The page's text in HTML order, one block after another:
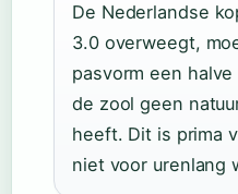
De Nederlandse
3.0 overweegt,
pasvorm een
de zool geen
heeft. Dit is prima
niet voor urenlang